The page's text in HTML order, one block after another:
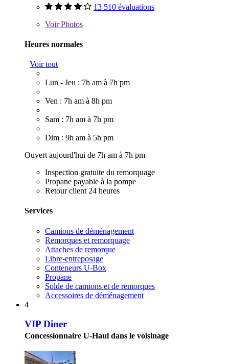
13 510 évaluations
VoirPhotos
Heures normales
Voir tout
Lun - Jeu : 7h am à 7h pm
Ven : 7h am à 8h pm
Sam : 7h am à 7h pm
Dim : 9h am à 5h pm
Ouvert aujourd'hui de 7h am à 7h pm
Inspection gratuite du remorquage
Propane payable à la pompe
Retour client 24 heures
Services
Camions de déménagement
Remorques et remorquage
Attaches de remorque
Libre-entreposage
Conteneurs U-Box
Propane
Solde de camions et de remorques
Accessoires de déménagement
4
VIP Diner
Concessionnaire U-Haul dans le voisinage